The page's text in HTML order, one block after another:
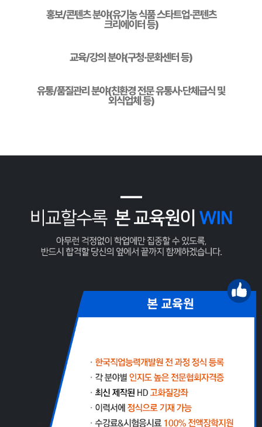
홍보/콘텐츠 분야(유기농 식품 스타트업·콘텐츠
크리에이터 등)
교육/강의 분야(구청·문화센터 등)
유통/품질관리 분야(친환경 전문 유통사·단체급식 및
외식업체 등)